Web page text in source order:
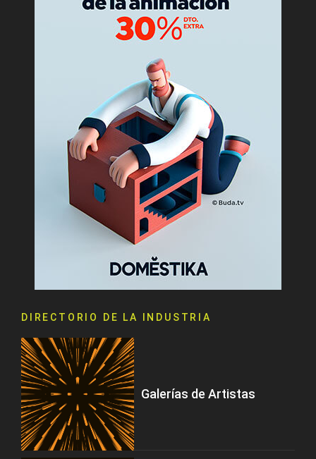
DIRECTORIO DE LA INDUSTRIA
Galerías de Artistas